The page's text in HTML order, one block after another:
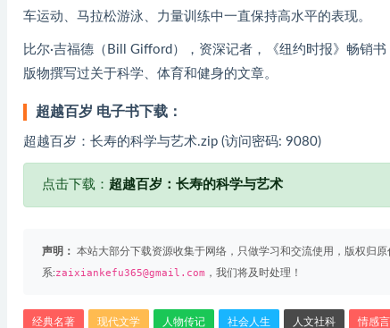
车运动、马拉松游泳、力量训练中一直保持高水平的表现。
比尔·吉福德（Bill Gifford），资深记者，《纽约时报》畅销
版物撰写过关于科学、体育和健身的文章。
超越百岁 电子书下载：
超越百岁：长寿的科学与艺术.zip (访问密码: 9080)
点击下载： 超越百岁：长寿的科学与艺术
声明： 本站大部分下载资源收集于网络，只做学习和交流使用，版权归
系:zaixiankefu365@gmail.com ，我们将及时处理！
经典名著 现代文学 人物传记 社会人生 人文社科 情感